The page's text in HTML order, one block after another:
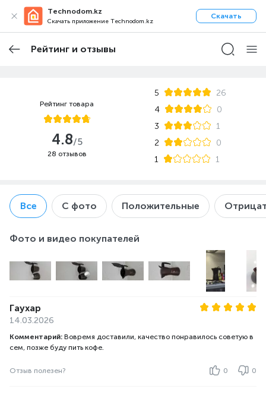
Technodom.kz
Скачать приложение Technodom.kz
Скачать
Рейтинг и отзывы
Все С фото Положительные
Фото и видео покупателей
Гаухар
14.03.2026
Комментарий: Вовремя доставили, качество понравилось советую в
сем, позже буду пить кофе.
Отзыв полезен? 0 0
Рейтинг товара
4.8/5
28 отзывов
5
26
4
0
3
1
2
0
1
1